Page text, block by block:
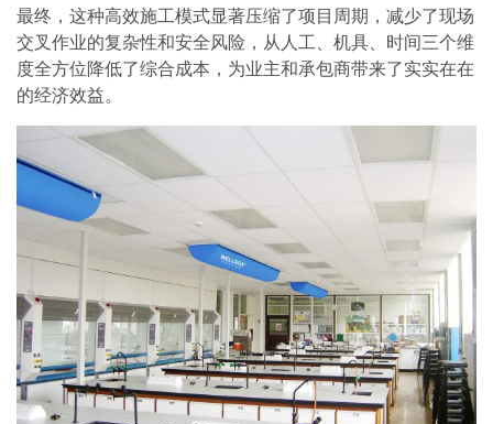
最终，这种高效施工模式显著压缩了项目周期，减少了现场
交叉作业的复杂性和安全风险，从人工、机具、时间三个维
度全方位降低了综合成本，为业主和承包商带来了实实在在
的经济效益。